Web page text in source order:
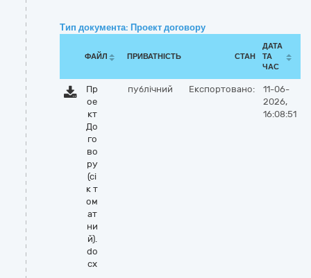
Тип документа: Проект договору
ФАЙЛ ПРИВАТНІСТЬ СТАН
ДАТА
ТА
ЧАС
Пр
ое
кт
До
го
во
ру
(сі
к т
ом
ат
ни
й).
do
cx
публічний Експортовано:
11-06-
2026,
16:08:51